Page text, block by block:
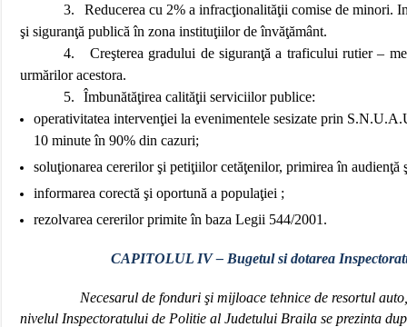
3.
Reducerea cu 2% a infracţionalităţii comise de minori.
şi siguranţă publică în zona instituţiilor de învăţământ.
4.
Creşterea gradului de siguranţă a traficului rutier –
urmărilor acestora.
5.
Îmbunătăţirea calităţii serviciilor publice:
operativitatea intervenţiei la evenimentele sesizate prin
10 minute în 90% din cazuri;
soluţionarea cererilor şi petiţiilor cetăţenilor, primirea în audienţă
informarea corectă şi oportună a populaţiei ;
rezolvarea cererilor primite în baza Legii 544/2001.
CAPITOLUL IV – Bugetul si dotarea
Necesarul de fonduri şi mijloace tehnice de resortul
nivelul Inspectoratului de Politie al Judetului Braila se prezinta